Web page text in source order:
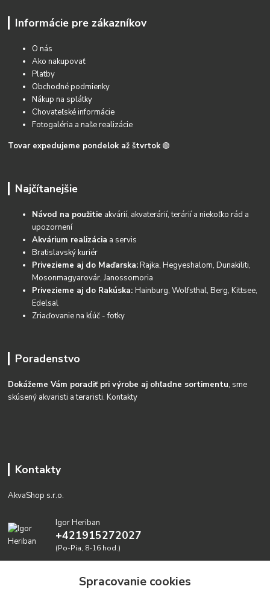
Informácie pre zákazníkov
O nás
Ako nakupovať
Platby
Obchodné podmienky
Nákup na splátky
Chovateľské informácie
Fotogaléria a naše realizácie
Tovar expedujeme pondelok až štvrtok 🟢
Najčítanejšie
Návod na použitie akvárií, akvaterárií, terárií a niekoľko rád a
upozornení
Akvárium realizácia a servis
Bratislavský kuriér
Privezieme aj do Maďarska:Rajka, Hegyeshalom, Dunakiliti,
Mosonmagyarovár, Janossomoria
Privezieme aj do Rakúska:Hainburg, Wolfsthal, Berg, Kittsee,
Edelsal
Zriaďovanie na kĺúč - fotky
Poradenstvo
Dokážeme Vám poradiť pri výrobe aj ohľadne sortimentu, sme
skúsený akvaristi a teraristi.Kontakty
Kontakty
AkvaShop s.r.o.
Igor Heriban
+421915272027
(Po-Pia, 8-16 hod.)
Spracovanie cookies